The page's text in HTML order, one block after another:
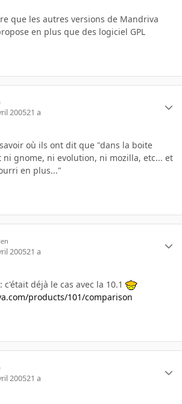
que les autres versions de Mandriva
en plus que des logiciel GPL
200521 a
où ils ont dit que "dans la boite
ni gnome, ni evolution, ni mozilla, etc... et
en plus..."
200521 a
déjà le cas avec la 10.1
products/101/comparison
200521 a